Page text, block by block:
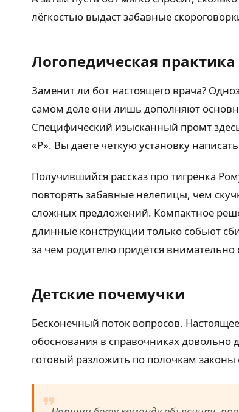
лёгкостью выдаст забавные
Логопедическая практика
Заменит ли бот настоящего врача?
самом деле они лишь дополняют
Специфический изысканный промт
«Р». Вы даёте чёткую установку
Получившийся рассказ про тигрёнка
повторять забавные нелепицы, чем
сложных предложений. Компактное
длинные конструкции только собьют
за чем родителю придётся внимательно
Детские почемучки
Бесконечный поток вопросов.
обоснования в справочниках довольно
готовый разложить по полочкам